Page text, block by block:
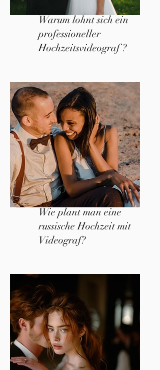
Warum lohnt sich ein
professioneller
Hochzeitsvideograf ?
Wie plant man eine
russische Hochzeit mit
Videograf?